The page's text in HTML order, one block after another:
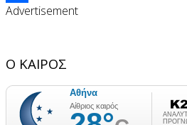
Share
Advertisement
Ο ΚΑΙΡΟΣ